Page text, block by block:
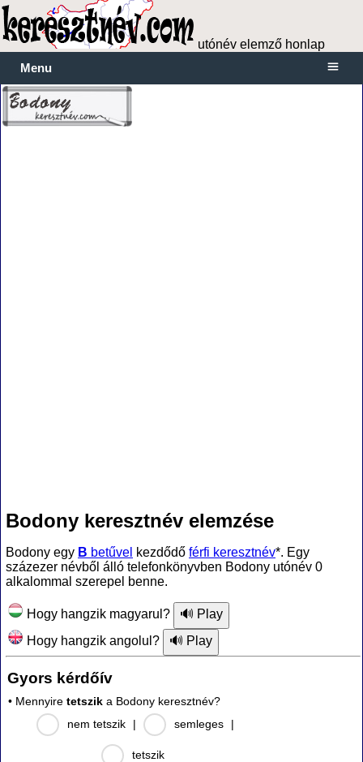
utónév elemző honlap
Menu
Bodony keresztnév elemzése
Bodony egy B betűvel kezdődő férfi keresztnév*. Egy
százezer névből álló telefonkönyvben Bodony utónév 0
alkalommal szerepel benne.
Hogy hangzik magyarul?
Hogy hangzik angolul?
Gyors kérdőív
• Mennyire tetszik a Bodony keresztnév?
nem tetszik
| semleges |
tetszik